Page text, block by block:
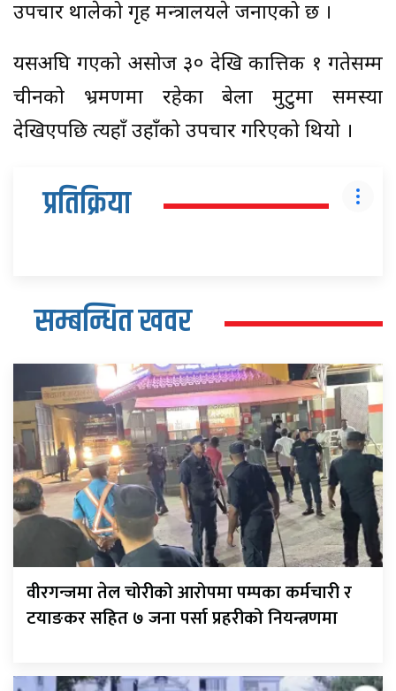
उपचार थालेको गृह मन्त्रालयले जनाएको छ ।
यसअघि गएको असोज ३० देखि कात्तिक १ गतेसम्म
चीनको भ्रमणमा रहेका बेला मुटुमा समस्या
देखिएपछि त्यहाँ उहाँको उपचार गरिएको थियो ।
प्रतिक्रिया
सम्बन्धित खवर
वीरगन्जमा तेल चोरीको आरोपमा पम्पका कर्मचारी र
टयाङकर सहित ७ जना पर्सा प्रहरीको नियन्त्रणमा